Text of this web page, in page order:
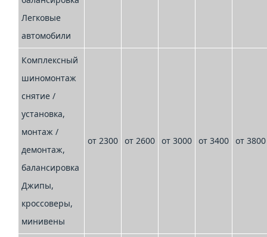
Легковые
автомобили
Комплексный
шиномонтаж
снятие /
установка,
монтаж /
демонтаж,
балансировка
Джипы,
кроссоверы,
минивены
от 2300 от 2600 от 3000 от 3400 от 3800